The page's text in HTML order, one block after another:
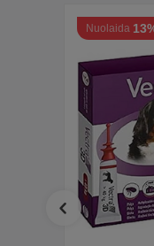
Nuolaida